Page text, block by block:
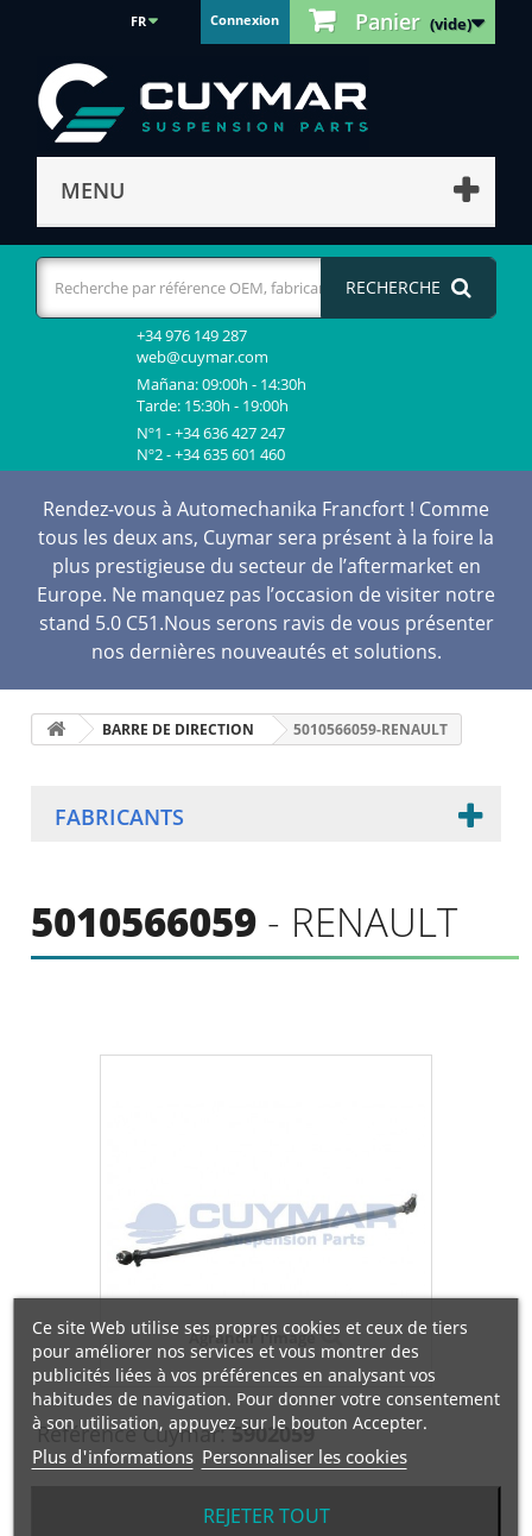
Panier (vide)
Connexion
FR
MENU
RECHERCHE
+34 976 149 287
web@cuymar.com
Mañana: 09:00h - 14:30h
Tarde: 15:30h - 19:00h
Nº1 - +34 636 427 247
Nº2 - +34 635 601 460
Rendez-vous à Automechanika Francfort ! Comme
tous les deux ans, Cuymar sera présent à la foire la
plus prestigieuse du secteur de l’aftermarket en
Europe. Ne manquez pas l’occasion de visiter notre
stand 5.0 C51.Nous serons ravis de vous présenter
nos dernières nouveautés et solutions.
BARRE DE DIRECTION 5010566059-RENAULT
FABRICANTS
5010566059 - RENAULT
Agrandir l'image
Référence Cuymar: 5902059
Ce site Web utilise ses propres cookies et ceux de tiers
pour améliorer nos services et vous montrer des
publicités liées à vos préférences en analysant vos
habitudes de navigation. Pour donner votre consentement
à son utilisation, appuyez sur le bouton Accepter.
Plus d'informations Personnaliser les cookies
REJETER TOUT